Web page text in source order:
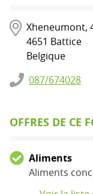
Xheneumont,
4651 Battice
Belgique
087/674028
OFFRES DE CE
Aliments
Aliments